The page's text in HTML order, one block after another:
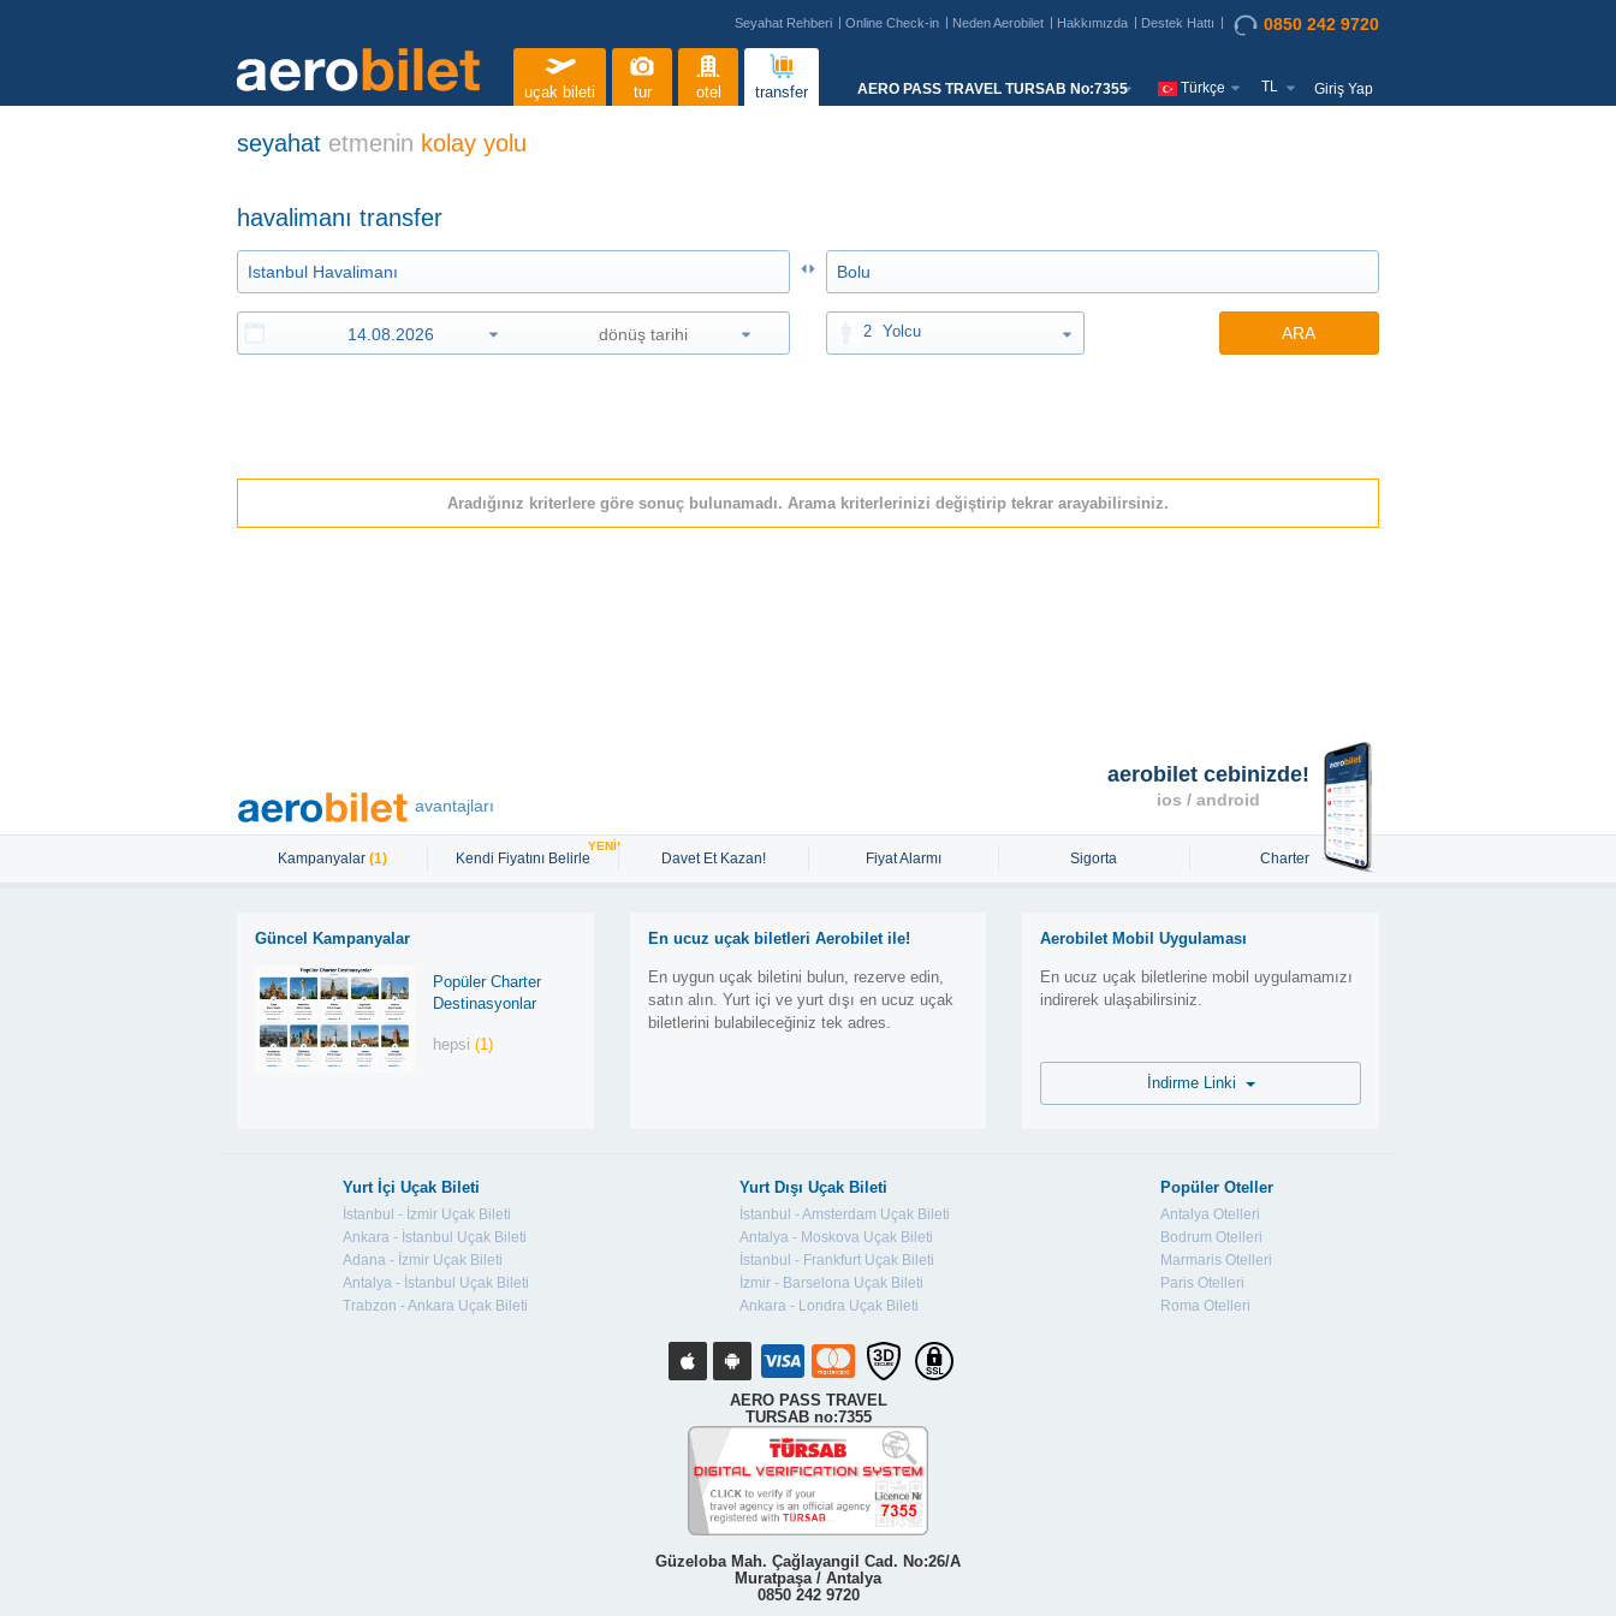
Seyahat Rehberi Online Check-in Neden Aerobilet Hakkımızda Destek Hattı 0850 242 9720
uçak bileti tur otel transfer AERO PASS TRAVEL TURSAB No:7355 Türkçe TL Giriş Yap
seyahat etmenin kolay yolu
havalimanı transfer
2 Yolcu ARA
Aradığınız kriterlere göre sonuç bulunamadı. Arama kriterlerinizi değiştirip tekrar arayabilirsiniz.
avantajları
Kampanyalar (1) Kendi Fiyatını Belirle
YENİ!
Davet Et Kazan! Fiyat Alarmı Sigorta Charter
Güncel Kampanyalar
Popüler Charter
Destinasyonlar
hepsi(1)
En ucuz uçak biletleri Aerobilet ile!
En uygun uçak biletini bulun, rezerve edin,
satın alın. Yurt içi ve yurt dışı en ucuz uçak
biletlerini bulabileceğiniz tek adres.
aerobilet cebinizde!
ios / android
Aerobilet Mobil Uygulaması
En ucuz uçak biletlerine mobil uygulamamızı
indirerek ulaşabilirsiniz.
Yurt İçi Uçak Bileti
İstanbul - İzmir Uçak Bileti
Ankara - İstanbul Uçak Bileti
Adana - İzmir Uçak Bileti
Antalya - İstanbul Uçak Bileti
Trabzon - Ankara Uçak Bileti
Yurt Dışı Uçak Bileti
İstanbul - Amsterdam Uçak Bileti
Antalya - Moskova Uçak Bileti
İstanbul - Frankfurt Uçak Bileti
İzmir - Barselona Uçak Bileti
Ankara - Londra Uçak Bileti
Popüler Oteller
Antalya Otelleri
Bodrum Otelleri
Marmaris Otelleri
Paris Otelleri
Roma Otelleri
AERO PASS TRAVEL
TURSAB no:7355
Güzeloba Mah. Çağlayangil Cad. No:26/A
Muratpaşa / Antalya
0850 242 9720